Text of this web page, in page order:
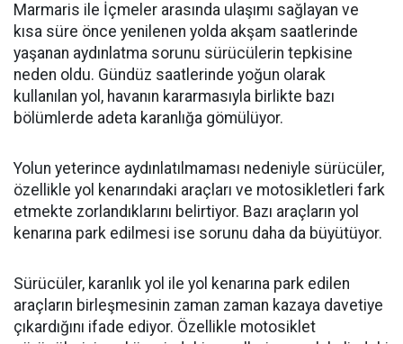
Marmaris ile İçmeler arasında ulaşımı sağlayan ve
kısa süre önce yenilenen yolda akşam saatlerinde
yaşanan aydınlatma sorunu sürücülerin tepkisine
neden oldu. Gündüz saatlerinde yoğun olarak
kullanılan yol, havanın kararmasıyla birlikte bazı
bölümlerde adeta karanlığa gömülüyor.
Yolun yeterince aydınlatılmaması nedeniyle sürücüler,
özellikle yol kenarındaki araçları ve motosikletleri fark
etmekte zorlandıklarını belirtiyor. Bazı araçların yol
kenarına park edilmesi ise sorunu daha da büyütüyor.
Sürücüler, karanlık yol ile yol kenarına park edilen
araçların birleşmesinin zaman zaman kazaya davetiye
çıkardığını ifade ediyor. Özellikle motosiklet